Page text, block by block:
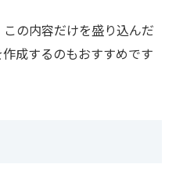
の内容だけを盛り込んだ
作成するのもおすすめです